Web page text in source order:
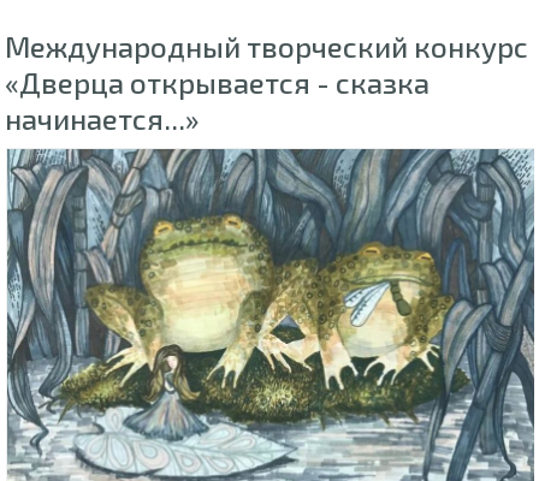
Международный творческий конкурс
«Дверца открывается - сказка
начинается...»